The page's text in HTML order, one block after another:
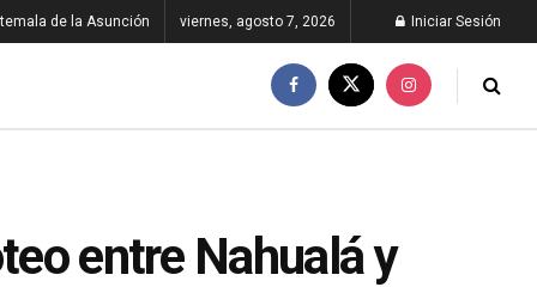
de la Asunción viernes, agosto 7, 2026 Iniciar Sesión
entre Nahualá y